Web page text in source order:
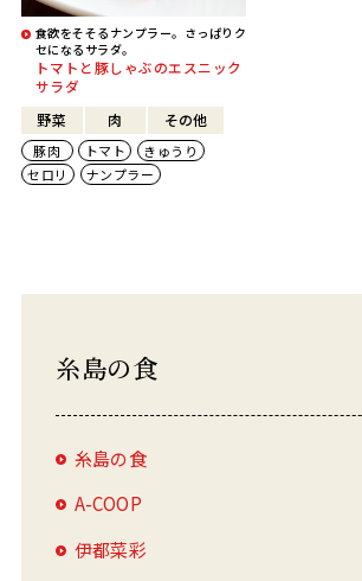
食欲をそそるナンプラー。さっぱりク
セになるサラダ。
トマトと豚しゃぶのエスニック
サラダ
野菜
肉 その他
豚肉 トマト
きゅうり
セロリ
ナンプラー
糸島の食
糸島の食
A-COOP
伊都菜彩